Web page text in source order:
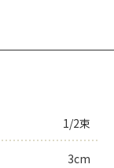
1/2束
3cm